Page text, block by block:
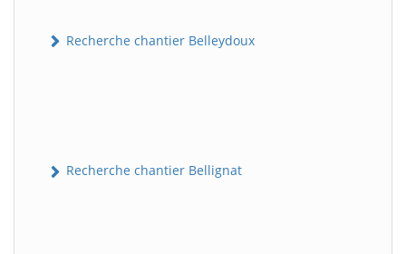
Recherche chantier Belleydoux
Recherche chantier Bellignat